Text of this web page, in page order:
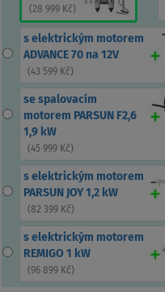
(28 999 Kč)
s elektrickým motorem
ADVANCE 70 na 12V
(43 599 Kč)
se spalovacím
motorem PARSUN F2,6
1,9 kW
(45 999 Kč)
s elektrickým motorem
PARSUN JOY 1,2 kW
(82 399 Kč)
s elektrickým motorem
REMIGO 1 kW
(96 899 Kč)